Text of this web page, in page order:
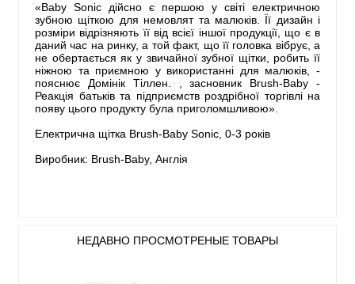
«Baby Sonic дійсно є першою у світі електричною
зубною щіткою для немовлят та малюків. Її дизайн і
розміри відрізняють її від всієї іншої продукції, що є в
даний час на ринку, а той факт, що її головка вібрує, а
не обертається як у звичайної зубної щітки, робить її
ніжною та приємною у використанні для малюків, -
пояснює Домінік Тіллен. , засновник Brush-Baby -
Реакція батьків та підприємств роздрібної торгівлі на
появу цього продукту була приголомшливою».
Електрична щітка Brush-Baby Sonic, 0-3 років
Виробник: Brush-Baby, Англія
НЕДАВНО ПРОСМОТРЕНЫЕ ТОВАРЫ